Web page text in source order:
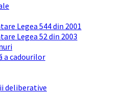
Legea 544 din 2001
Legea 52 din 2003
a cadourilor
deliberative